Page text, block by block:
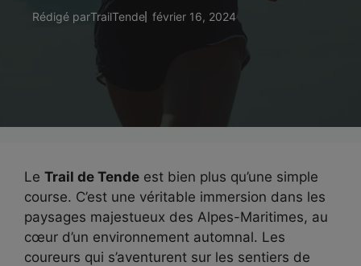
Rédigé parTrailTende février 16, 2024
Le Trail de Tende est bien plus qu’une simple
course. C’est une véritable immersion dans les
paysages majestueux des Alpes-Maritimes, au
cœur d’un environnement automnal. Les
coureurs qui s’aventurent sur les sentiers de